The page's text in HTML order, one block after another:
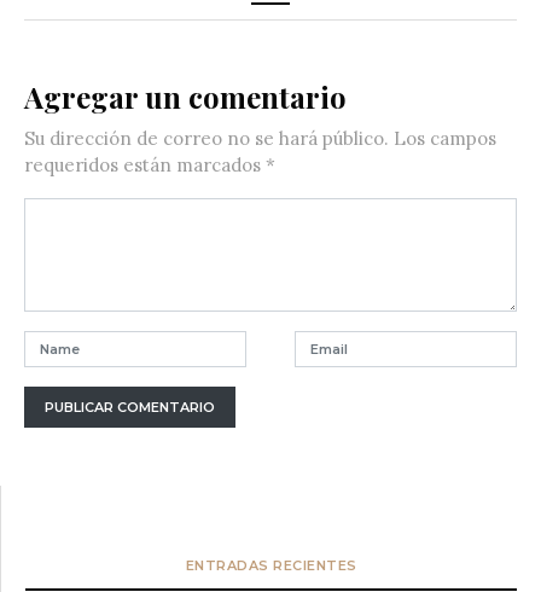
Agregar un comentario
Su dirección de correo no se hará público. Los campos
requeridos están marcados *
ENTRADAS RECIENTES